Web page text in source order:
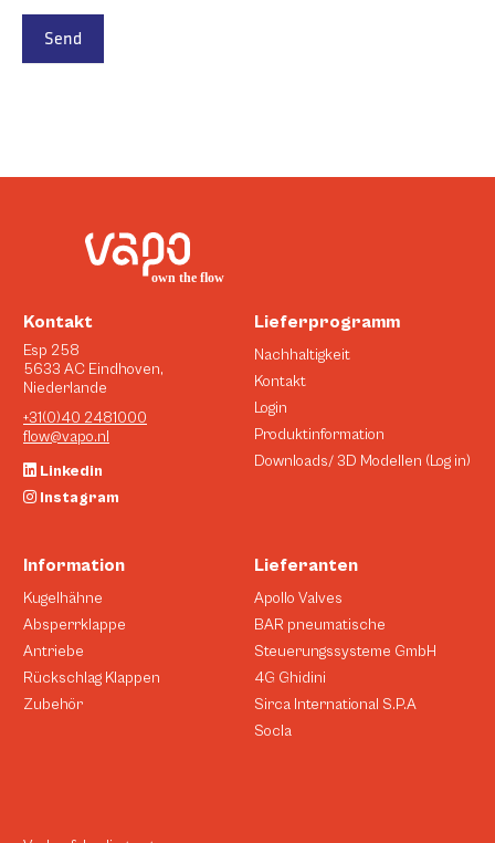
Send
Kontakt
Esp 258
5633 AC Eindhoven,
Niederlande
+31(0)40 2481000
flow@vapo.nl
Linkedin
Instagram
Information
Kugelhähne
Absperrklappe
Antriebe
Rückschlag Klappen
Zubehör
Lieferanten
Apollo Valves
BAR pneumatische
Steuerungssysteme GmbH
4G Ghidini
Sirca International S.P.A
Socla
Lieferprogramm
Nachhaltigkeit
Kontakt
Login
Produktinformation
Downloads/ 3D Modellen (Log in)